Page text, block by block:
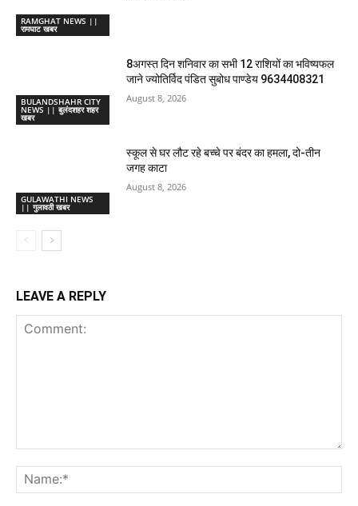
RAMGHAT NEWS ||
रामघाट खबर
BULANDSHAHR CITY
NEWS || बुलंदशहर शहर
खबर
8अगस्त दिन शनिवार का सभी 12 राशियों का भविष्यफल
जाने ज्योतिर्विद पंडित सुबोध पाण्डेय 9634408321
August 8, 2026
GULAWATHI NEWS
|| गुलावठी खबर
स्कूल से घर लौट रहे बच्चे पर बंदर का हमला, दो-तीन
जगह काटा
August 8, 2026
LEAVE A REPLY